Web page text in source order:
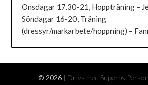
Onsdagar 17.30-21, Hoppträning –
Söndagar 16-20, Träning
(dressyr/markarbete/hoppning) –
© 2026 | Drivs med Superbs